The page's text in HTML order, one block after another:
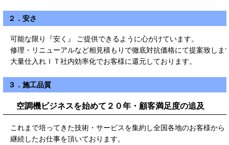
２．安さ
可能な限り『安く』 ご提供できるように心がけています。
修理・リニューアルなど相見積もりで徹底対抗価格にて提案致しま
大量仕入れＩＴ社内効率化でお客様に還元しております。
３．施工品質
空調機ビジネスを始めて２０年・顧客満足度の追及
これまで培ってきた技術・サービスを集約し全国各地のお客様から
継続したお仕事を頂いております。